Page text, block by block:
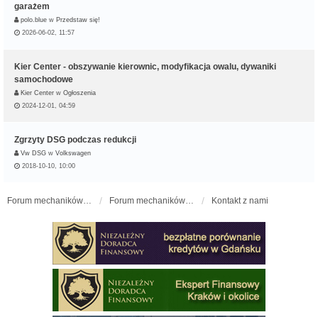
garażem
polo.blue w Przedstaw się!
2026-06-02, 11:57
Kier Center - obszywanie kierownic, modyfikacja owalu, dywaniki
samochodowe
Kier Center w Ogłoszenia
2024-12-01, 04:59
Zgrzyty DSG podczas redukcji
Vw DSG w Volkswagen
2018-10-10, 10:00
Forum mechaników samochodowych - forum-mechaniczne.pl Forum mechaników samochodowych Kontakt z nami